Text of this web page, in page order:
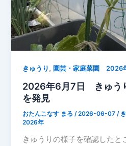
き
ま
し
きゅうり ,園芸・家庭菜園 2026
2026年6月7日 きゅう
を発見
おたんこなす まる /2026-06-07 /
2026年
きゅうりの様子を確認したと